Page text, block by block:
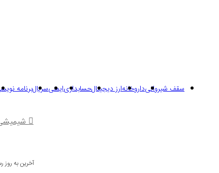
سقف شیروانیداروخانهارز دیجیتالحسابداریایمنیسریالبرنامه
آخرین به روز رسانی: 17